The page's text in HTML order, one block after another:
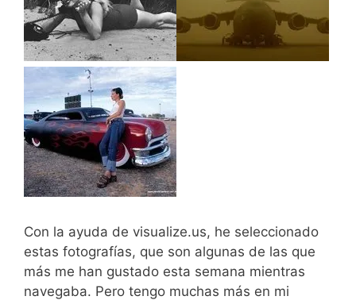
Con la ayuda de visualize.us, he seleccionado
estas fotografías, que son algunas de las que
más me han gustado esta semana mientras
navegaba. Pero tengo muchas más en mi